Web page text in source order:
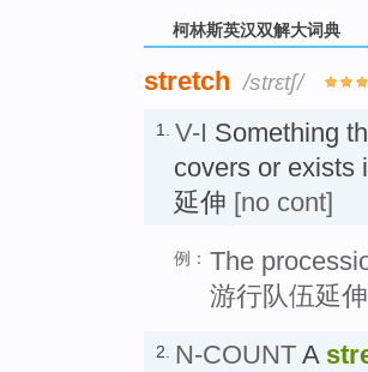
柯林斯英汉双解大词典
stretch /strɛtʃ/
1. V-I Something
covers or exists
延伸 [no cont]
例： The
游行队伍延伸
2. N-COUNT A